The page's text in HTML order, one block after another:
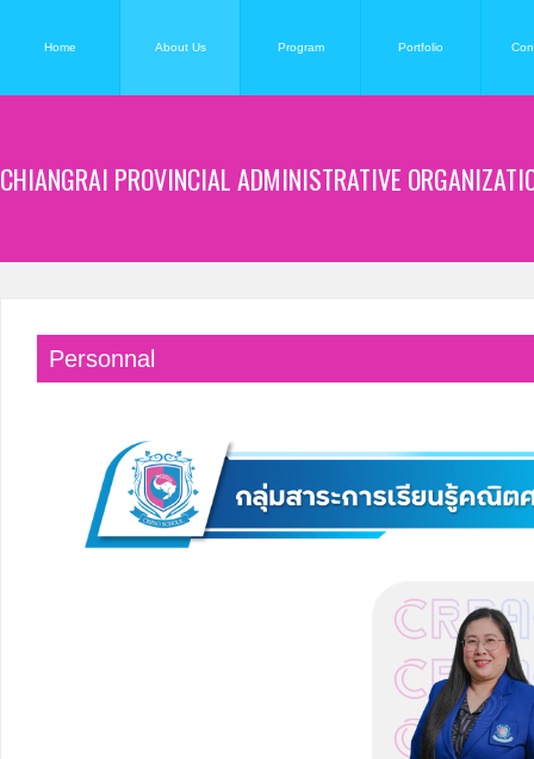
Home About Us Program Portfolio
CHIANGRAI PROVINCIAL ADMINISTRATIVE
Personnal